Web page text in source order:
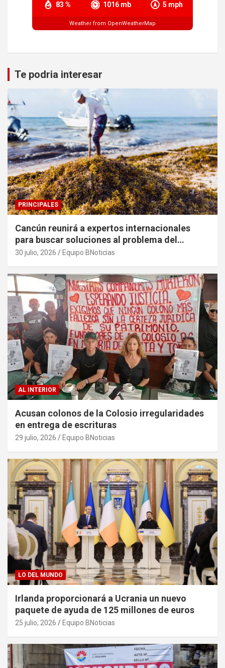
83 % 1016 mb 5 mph
Weather from OpenWeatherMap
Te podria interesar
PRINCIPALES
Cancún reunirá a expertos internacionales
para buscar soluciones al problema del
sargazo
30 julio, 2026 Equipo BNoticias
AL INTERIOR
Acusan colonos de la Colosio irregularidades
en entrega de escrituras
29 julio, 2026 Equipo BNoticias
LO DEL MUNDO
Irlanda proporcionará a Ucrania un nuevo
paquete de ayuda de 125 millones de euros
25 julio, 2026 Equipo BNoticias